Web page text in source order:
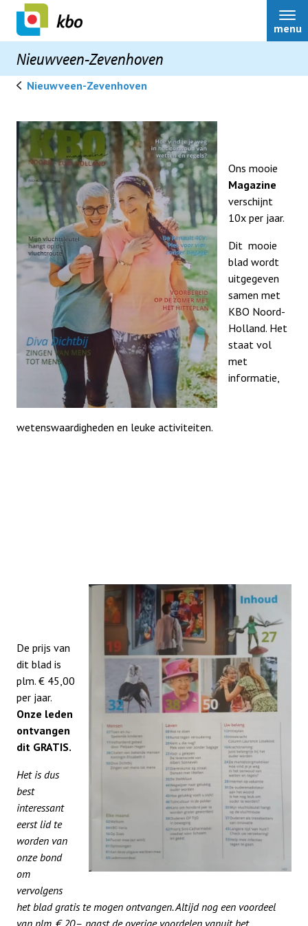
Nieuwveen-Zevenhoven
menu
hitteplan GGD RIVM
Over ons
Bestuur
Mededelingen
Activiteiten
Terugblikken
Contact
Privacy reglement
Lid worden
Nieuwveen-Zevenhoven
Ons mooie
Magazine
verschijnt
10x per jaar.
Dit mooie
blad wordt
uitgegeven
samen met
KBO Noord-
Holland. Het
staat vol
met
informatie,
wetenswaardigheden en leuke activiteiten.
De prijs van
dit blad is
plm. € 45,00
per jaar.
Onze leden
ontvangen
dit GRATIS.
Het is dus
best
interessant
eerst lid te
worden van
onze bond
om
vervolgens
het blad gratis te mogen ontvangen. Altijd nog een voordeel
van plm. € 20,–, naast de overige voordelen vanuit het